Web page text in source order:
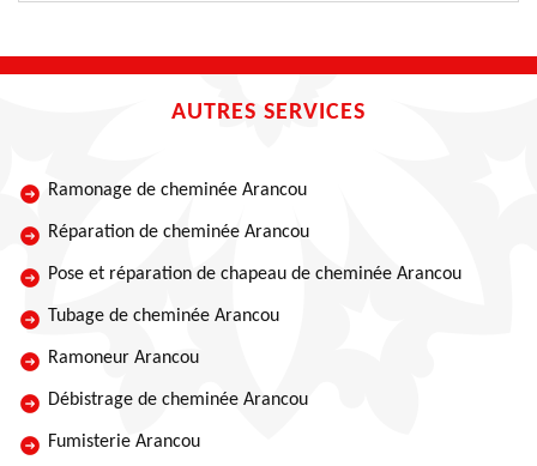
AUTRES SERVICES
Ramonage de cheminée Arancou
Réparation de cheminée Arancou
Pose et réparation de chapeau de cheminée Arancou
Tubage de cheminée Arancou
Ramoneur Arancou
Débistrage de cheminée Arancou
Fumisterie Arancou